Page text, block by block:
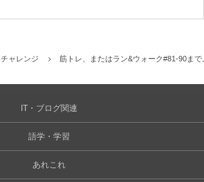
チャレンジ 筋トレ、またはラン&ウォーク#81-90ま
IT・ブログ関連
語学・学習
あれこれ